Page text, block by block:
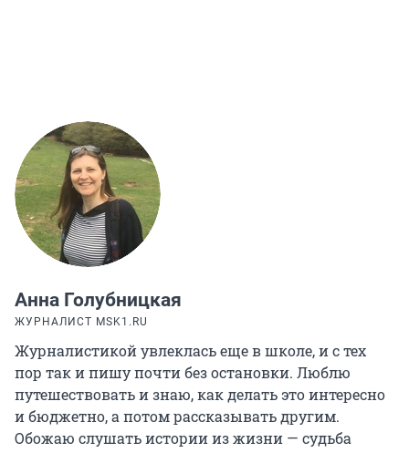
Анна Голубницкая
ЖУРНАЛИСТ MSK1.RU
Журналистикой увлеклась еще в школе, и с тех
пор так и пишу почти без остановки. Люблю
путешествовать и знаю, как делать это интересно
и бюджетно, а потом рассказывать другим.
Обожаю слушать истории из жизни — судьба